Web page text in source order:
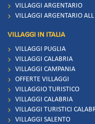
VILLAGGI ARGENTARIO
VILLAGGI ARGENTARIO
VILLAGGI IN ITALIA
VILLAGGI PUGLIA
VILLAGGI CALABRIA
VILLAGGI CAMPANIA
OFFERTE VILLAGGI
VILLAGGIO TURISTICO
VILLAGGI CALABRIA
VILLAGGI TURISTICI
VILLAGGI SALENTO